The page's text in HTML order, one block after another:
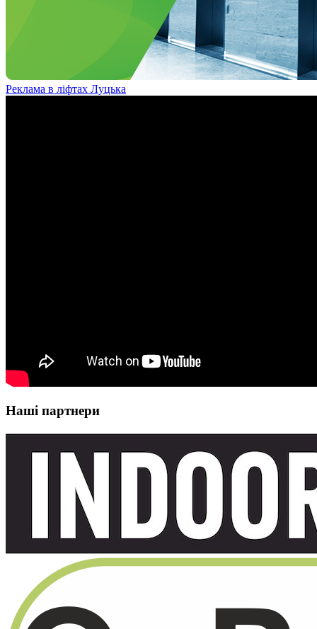
Реклама в ліфтах Луцька
Наші партнери